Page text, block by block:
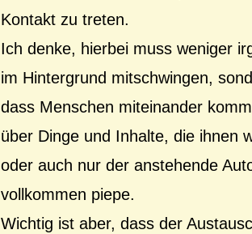
Kontakt zu treten.
Ich denke, hierbei muss weniger
im Hintergrund mitschwingen,
dass Menschen miteinander
über Dinge und Inhalte, die ihnen
oder auch nur der anstehende
vollkommen piepe.
Wichtig ist aber, dass der